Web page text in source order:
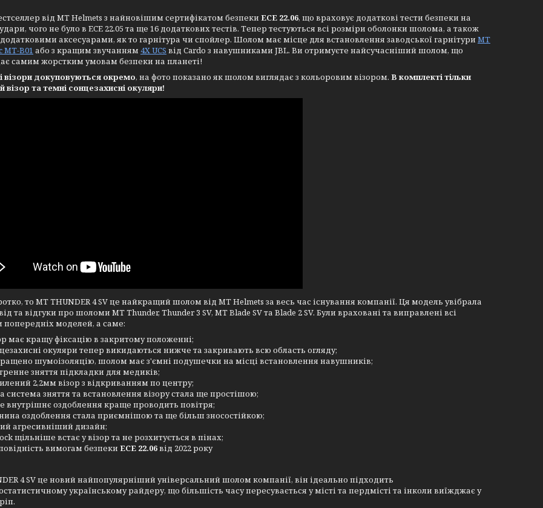
від MT Helmets з найновішим сертифікатом безпеки ECE 22.06, що враховує додаткові тести безпеки на
чого не було в ECE 22.05 та ще 16 додаткових тестів. Тепер тестуються всі розміри оболонки шолома, а також
аксесуарами, як то гарнітура чи спойлер. Шолом має місце для встановлення заводської гарнітури MT
MT-B01 або з кращим звучанням 4X UCS від Cardo з навушниками JBL. Ви отримуєте найсучасніший шолом, що
самим жорстким умовам безпеки на планеті!
візори докуповуються окремо, на фото показано як шолом виглядає з кольоровим візором. В комплекті тільки
візор та темні сонцезахисні окуляри!
то MT THUNDER 4 SV це найкращий шолом від MT Helmets за весь час існування компанії. Ця модель увібрала
та відгуки про шоломи MT Thunder, Thunder 3 SV, MT Blade SV та Blade 2 SV. Були враховані та виправлені всі
попередніх моделей, а саме:
має кращу фіксацію в закритому положенні;
окуляри тепер викидаються нижче та закривають всю область огляду;
шумоізоляцію, шолом має з'ємні подушечки на місці встановлення навушників;
зняття підкладки для медиків;
2,2мм візор з відкриванням по центру;
система зняття та встановлення візору стала ще простішою;
внутрішнє оздоблення краще проводить повітря;
оздоблення стала приємнішою та ще більш зносостійкою;
агресивніший дизайн;
щільніше встає у візор та не розхитується в пінах;
вимогам безпеки ECE 22.06від 2022 року
4 SV це новий найпопулярніший універсальний шолом компанії, він ідеально підходить
українському райдеру, що більшість часу пересувається у місті та пердмісті та інколи виїжджає у